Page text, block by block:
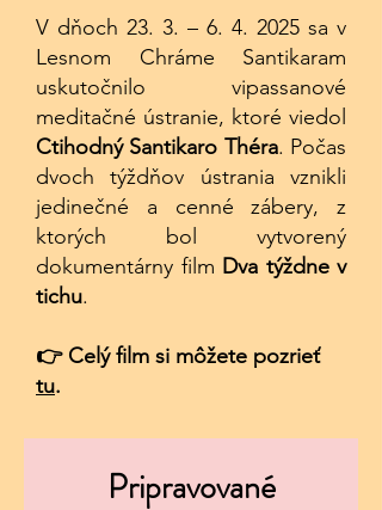
V dňoch 23. 3. – 6. 4. 2025 sa v
Lesnom Chráme Santikaram
uskutočnilo vipassanové
meditačné ústranie, ktoré viedol
Ctihodný Santikaro Théra. Počas
dvoch týždňov ústrania vznikli
jedinečné a cenné zábery, z
ktorých bol vytvorený
dokumentárny film Dva týždne v
tichu.
👉 ​​ Celý film si môžete pozrieť
tu.​
Pripravované